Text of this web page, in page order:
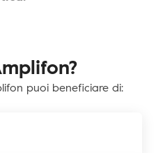
puoi beneficiare di: